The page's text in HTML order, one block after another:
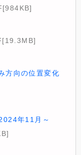
方向の位置変化
年11月～